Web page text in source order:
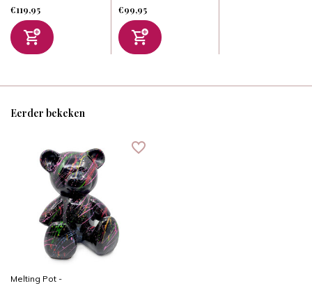
€119,95
€99,95
Eerder bekeken
Melting Pot -